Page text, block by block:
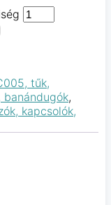
tűk,
banándugók,
kapcsolók,